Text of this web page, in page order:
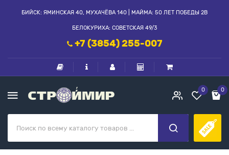
БИЙСК: ЯМИНСКАЯ 40, МУХАЧЁВА 140 | МАЙМА: 50 ЛЕТ ПОБЕДЫ 2В
БЕЛОКУРИХА: СОВЕТСКАЯ 49/3
+7 (3854) 255-007
0 0